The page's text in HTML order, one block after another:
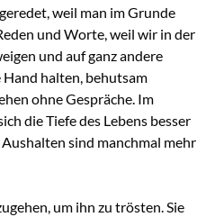
weil man im Grunde
und Worte, weil wir in der
und auf ganz andere
halten, behutsam
ohne Gespräche. Im
die Tiefe des Lebens besser
sind manchmal mehr
um ihn zu trösten. Sie